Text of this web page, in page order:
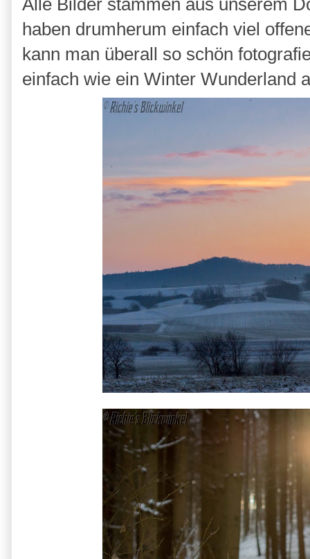
Alle Bilder stammen aus unserem
haben drumherum einfach viel
kann man überall so schön
einfach wie ein Winter Wunderland